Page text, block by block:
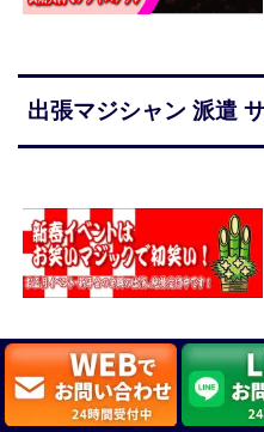
出張マジシャン 派遣